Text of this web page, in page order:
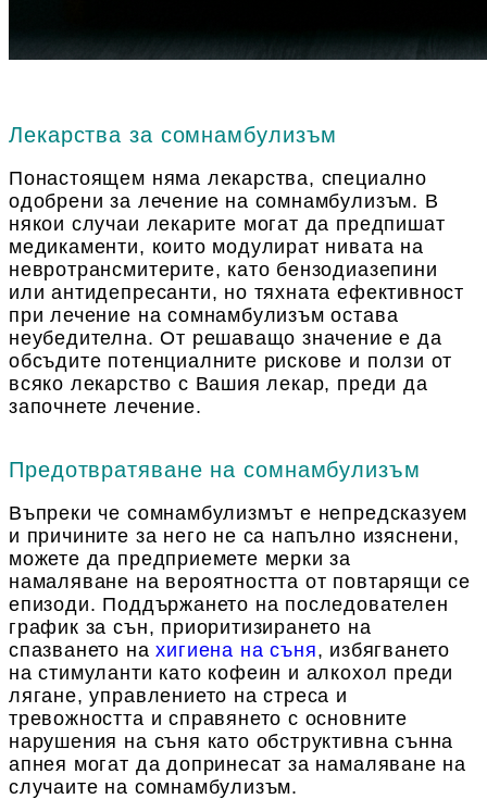
Лекарства за сомнамбулизъм
Понастоящем няма лекарства, специално
одобрени за лечение на сомнамбулизъм. В
някои случаи лекарите могат да предпишат
медикаменти, които модулират нивата на
невротрансмитерите, като бензодиазепини
или антидепресанти, но тяхната ефективност
при лечение на сомнамбулизъм остава
неубедителна. От решаващо значение е да
обсъдите потенциалните рискове и ползи от
всяко лекарство с Вашия лекар, преди да
започнете лечение.
Предотвратяване на сомнамбулизъм
Въпреки че сомнамбулизмът е непредсказуем
и причините за него не са напълно изяснени,
можете да предприемете мерки за
намаляване на вероятността от повтарящи се
епизоди. Поддържането на последователен
график за сън, приоритизирането на
спазването нахигиена на съня, избягването
на стимуланти като кофеин и алкохол преди
лягане, управлението на стреса и
тревожността и справянето с основните
нарушения на съня като обструктивна сънна
апнея могат да допринесат за намаляване на
случаите на сомнамбулизъм.